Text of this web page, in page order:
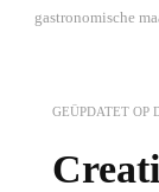
gastronomische
GEÜPDATET OP